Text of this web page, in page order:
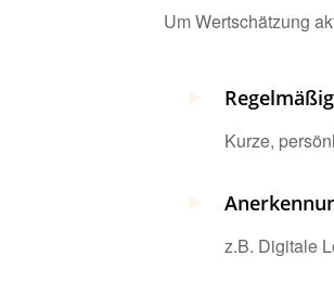
Um Wertschätzung
Kurze,
z.B. Digitale